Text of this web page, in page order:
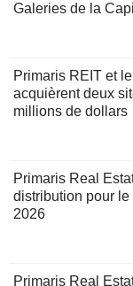
Galeries de la
Primaris REIT et
acquièrent deux
millions de dollars
Primaris Real
distribution pour
2026
Primaris Real